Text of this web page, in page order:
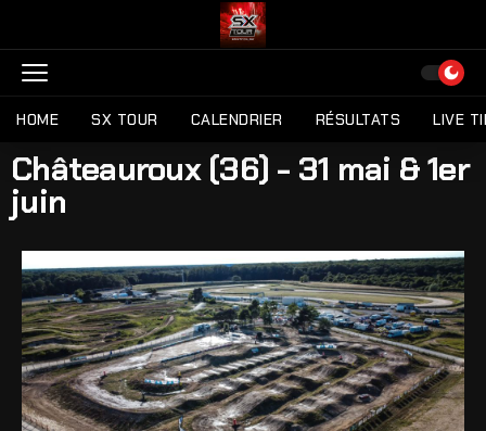
HOME SX TOUR CALENDRIER RÉSULTATS LIVE
Châteauroux (36) - 31 mai & 1er
juin